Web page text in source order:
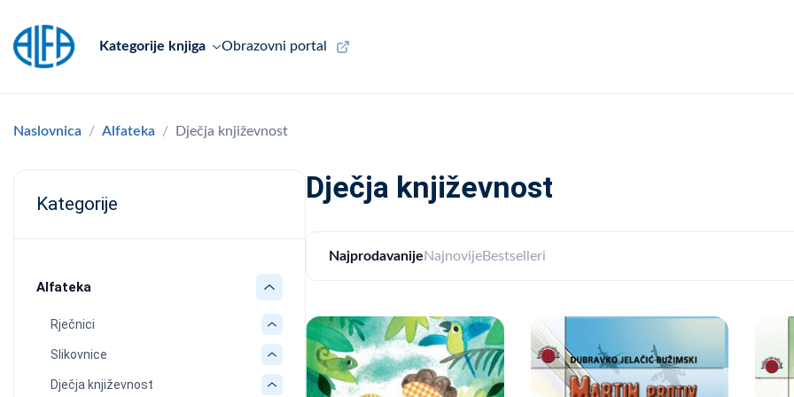
Kategorije knjiga Obrazovni portal
Naslovnica Alfateka Dječja književnost
Kategorije
Alfateka
Rječnici
Slikovnice
Dječja književnost
Dječja književnost
Najprodavanije NajnovijeBestselleri